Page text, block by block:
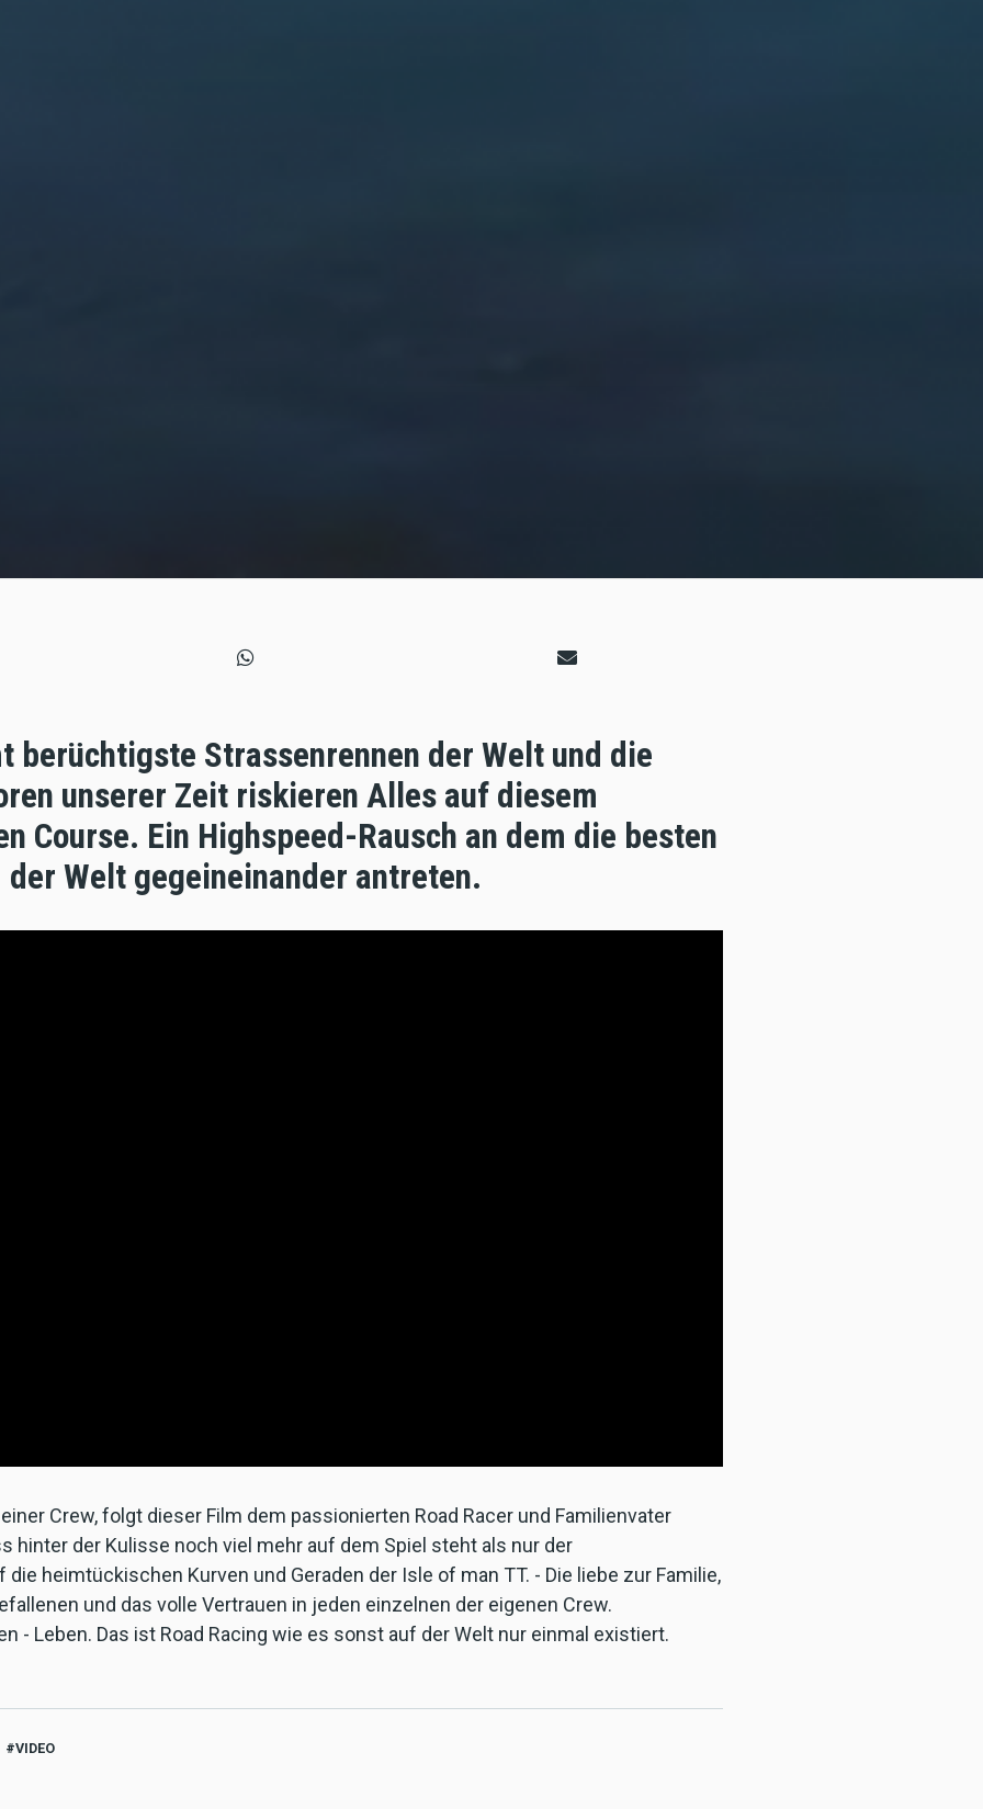
berüchtigste Strassenrennen der Welt und die
unserer Zeit riskieren Alles auf diesem
Course. Ein Highspeed-Rausch an dem die besten
der Welt gegeineinander antreten.
Crew, folgt dieser Film dem passionierten Road Racer und Familienvater
hinter der Kulisse noch viel mehr auf dem Spiel steht als nur der
heimtückischen Kurven und Geraden der Isle of man TT. - Die liebe zur Familie,
und das volle Vertrauen in jeden einzelnen der eigenen Crew.
- Leben. Das ist Road Racing wie es sonst auf der Welt nur einmal existiert.
VIDEO